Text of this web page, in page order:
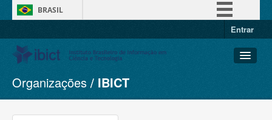
BRASIL
Entrar
Conjuntos de dados
Organizações
Organizações IBICT